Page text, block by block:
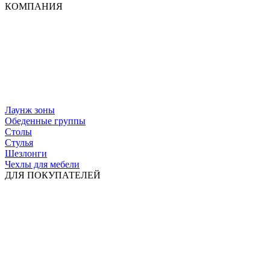
КОМПАНИЯ
Лаунж зоны
Обеденные группы
Столы
Стулья
Шезлонги
Чехлы для мебели
ДЛЯ ПОКУПАТЕЛЕЙ